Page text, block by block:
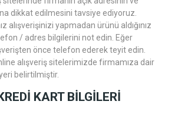
dikkat edilmesini tavsiye ediyoruz.
alışverişinizi yapmadan ürünü aldığınız
/ adres bilgilerini not edin. Eğer
önce telefon ederek teyit edin.
alışveriş sitelerimizde firmamıza dair
belirtilmiştir.
KART BİLGİLERİ